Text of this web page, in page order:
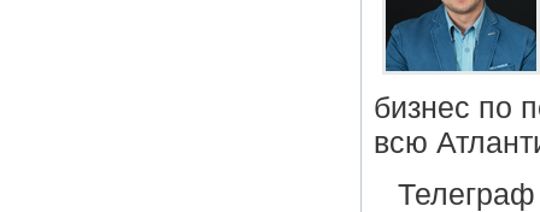
бизнес по
всю